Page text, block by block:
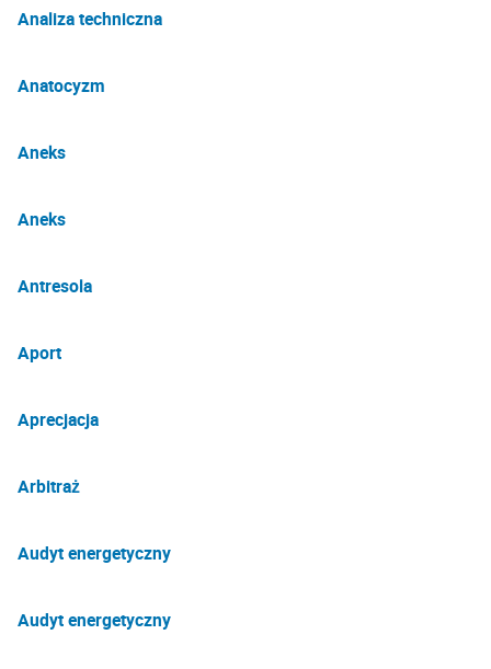
Analiza techniczna
Anatocyzm
Aneks
Aneks
Antresola
Aport
Aprecjacja
Arbitraż
Audyt energetyczny
Audyt energetyczny